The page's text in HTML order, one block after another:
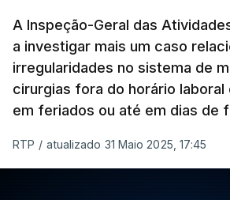
A Inspeção-Geral das
a investigar mais um caso
irregularidades no sistema de
cirurgias fora do horário laboral
em feriados ou até em dias de
RTP / atualizado 31 Maio 2025, 17:45